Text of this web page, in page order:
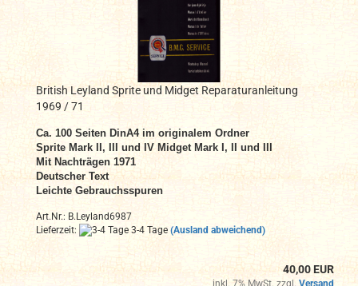
British Leyland Sprite und Midget Reparaturanleitung
1969 / 71
Ca. 100 Seiten DinA4 im originalem Ordner
Sprite Mark II, III und IV Midget Mark I, II und III
Mit Nachträgen 1971
Deutscher Text
Leichte Gebrauchsspuren
Art.Nr.: B.Leyland6987
Lieferzeit:
3-4 Tage (Ausland abweichend)
40,00 EUR
inkl. 7% MwSt. zzgl. Versand